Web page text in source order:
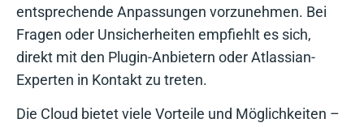
entsprechende Anpassungen vorzunehmen. Bei
Fragen oder Unsicherheiten empfiehlt es sich,
direkt mit den Plugin-Anbietern oder Atlassian-
Experten in Kontakt zu treten.
Die Cloud bietet viele Vorteile und Möglichkeiten –